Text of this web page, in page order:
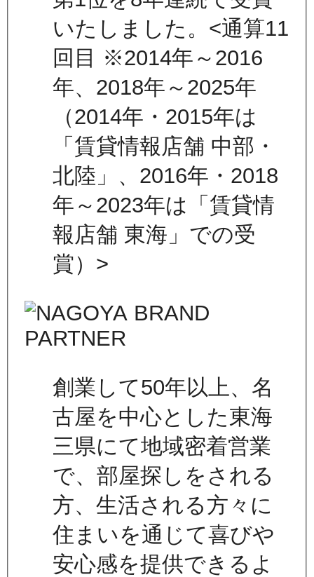
いたしました。<通算11
回目 ※2014年～2016
年、2018年～2025年
（2014年・2015年は
「賃貸情報店舗 中部・
北陸」、2016年・2018
年～2023年は「賃貸情
報店舗 東海」での受
賞）>
創業して50年以上、名
古屋を中心とした東海
三県にて地域密着営業
で、部屋探しをされる
方、生活される方々に
住まいを通じて喜びや
安心感を提供できるよ